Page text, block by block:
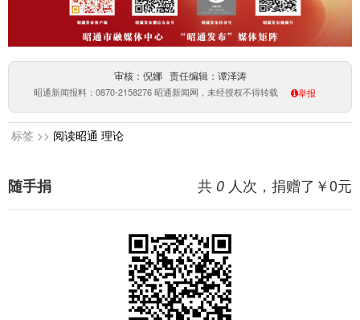
审核：倪娜 责任编辑：谭泽涛
昭通新闻报料：0870-2158276 昭通新闻网，未经授权不得转载 举报
标签 >> 阅读昭通 理论
共 0 人次，捐赠了￥0元
随手捐